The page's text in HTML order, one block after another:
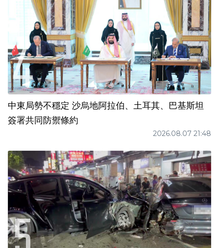
中東局勢不穩定 沙烏地阿拉伯、土耳其、巴基斯坦
簽署共同防禦條約
2026.08.07 21:48